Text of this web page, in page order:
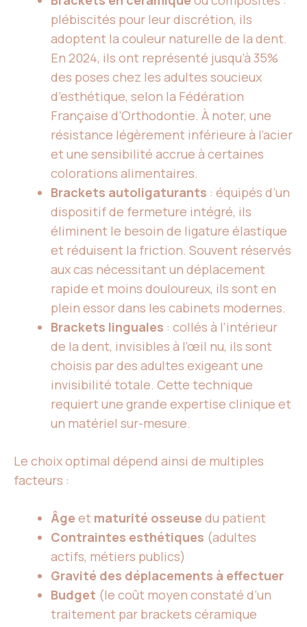
plébiscités pour leur discrétion, ils
adoptent la couleur naturelle de la dent.
En 2024, ils ont représenté jusqu’à 35%
des poses chez les adultes soucieux
d’esthétique, selon la Fédération
Française d’Orthodontie. À noter, une
résistance légèrement inférieure à l’acier
et une sensibilité accrue à certaines
colorations alimentaires.
Brackets autoligaturants : équipés d’un
dispositif de fermeture intégré, ils
éliminent le besoin de ligature élastique
et réduisent la friction. Souvent réservés
aux cas nécessitant un déplacement
rapide et moins douloureux, ils sont en
plein essor dans les cabinets modernes.
Brackets linguales : collés à l’intérieur
de la dent, invisibles à l’œil nu, ils sont
choisis par des adultes exigeant une
invisibilité totale. Cette technique
requiert une grande expertise clinique et
un matériel sur-mesure.
Le choix optimal dépend ainsi de multiples
facteurs :
Âge et maturité osseuse du patient
Contraintes esthétiques (adultes
actifs, métiers publics)
Gravité des déplacements à effectuer
Budget (le coût moyen constaté d’un
traitement par brackets céramique